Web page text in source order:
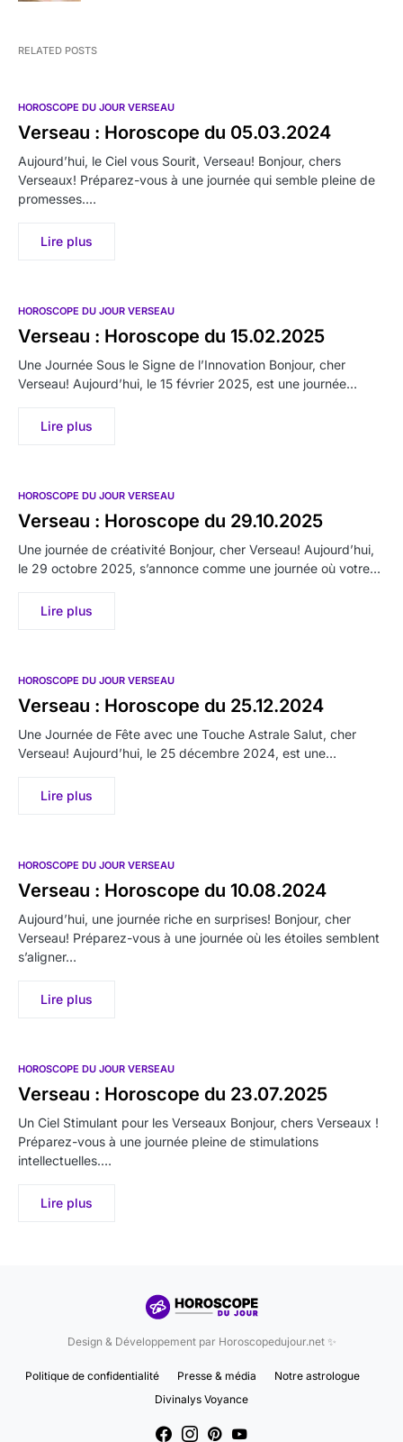
RELATED POSTS
HOROSCOPE DU JOUR VERSEAU
Verseau : Horoscope du 05.03.2024
Aujourd’hui, le Ciel vous Sourit, Verseau! Bonjour, chers
Verseaux! Préparez-vous à une journée qui semble pleine de
promesses.…
Lire plus
HOROSCOPE DU JOUR VERSEAU
Verseau : Horoscope du 15.02.2025
Une Journée Sous le Signe de l’Innovation Bonjour, cher
Verseau! Aujourd’hui, le 15 février 2025, est une journée…
Lire plus
HOROSCOPE DU JOUR VERSEAU
Verseau : Horoscope du 29.10.2025
Une journée de créativité Bonjour, cher Verseau! Aujourd’hui,
le 29 octobre 2025, s’annonce comme une journée où votre…
Lire plus
HOROSCOPE DU JOUR VERSEAU
Verseau : Horoscope du 25.12.2024
Une Journée de Fête avec une Touche Astrale Salut, cher
Verseau! Aujourd’hui, le 25 décembre 2024, est une…
Lire plus
HOROSCOPE DU JOUR VERSEAU
Verseau : Horoscope du 10.08.2024
Aujourd’hui, une journée riche en surprises! Bonjour, cher
Verseau! Préparez-vous à une journée où les étoiles semblent
s’aligner…
Lire plus
HOROSCOPE DU JOUR VERSEAU
Verseau : Horoscope du 23.07.2025
Un Ciel Stimulant pour les Verseaux Bonjour, chers Verseaux !
Préparez-vous à une journée pleine de stimulations
intellectuelles.…
Lire plus
Design & Développement par Horoscopedujour.net ✨
Politique de confidentialité Presse & média
Notre astrologue
Divinalys Voyance